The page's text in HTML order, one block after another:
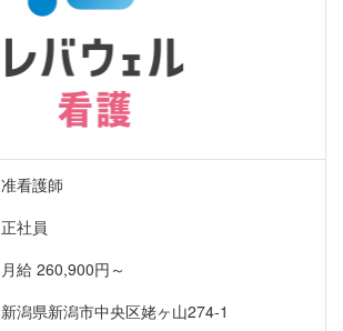
准看護師
正社員
月給 260,900円～
新潟県新潟市中央区姥ヶ山274-1